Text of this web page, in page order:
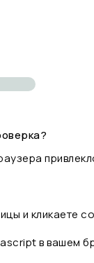
и
в вашем